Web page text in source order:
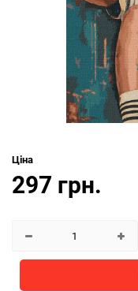
Ціна
297 грн.